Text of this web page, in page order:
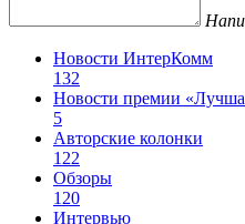
Новости ИнтерКомм
132
Новости премии
5
Авторские колонки
122
Обзоры
120
Интервью